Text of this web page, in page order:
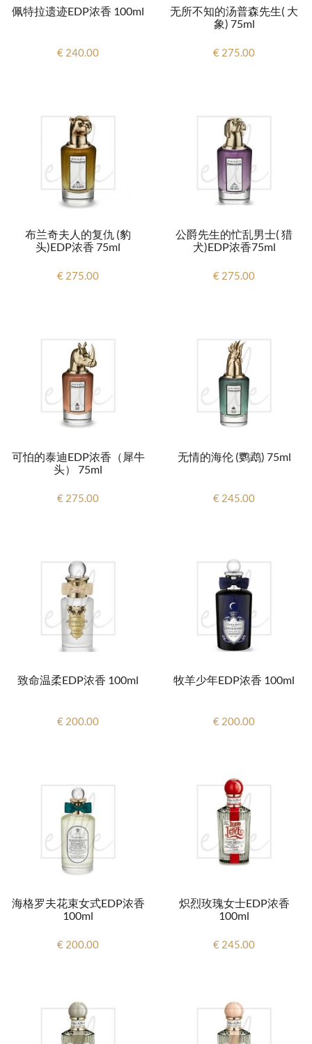
佩特拉遗迹EDP浓香 100ml
€ 240.00
无所不知的汤普森先生( 大
象) 75ml
€ 275.00
布兰奇夫人的复仇 (豹
头)EDP浓香 75ml
€ 275.00
公爵先生的忙乱男士( 猎
犬)EDP浓香75ml
€ 275.00
可怕的泰迪EDP浓香（犀牛
头） 75ml
€ 275.00
无情的海伦 (鹦鹉) 75ml
€ 245.00
致命温柔EDP浓香 100ml
€ 200.00
牧羊少年EDP浓香 100ml
€ 200.00
海格罗夫花束女式EDP浓香
100ml
€ 200.00
炽烈玫瑰女士EDP浓香
100ml
€ 245.00